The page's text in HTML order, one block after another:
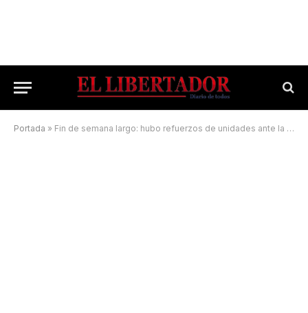
Portada » Fin de semana largo: hubo refuerzos de unidades ante la gran demanda